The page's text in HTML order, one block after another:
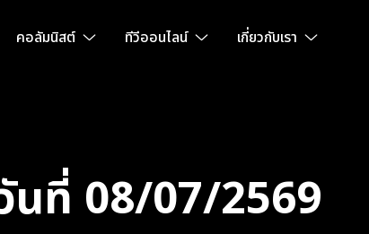
คอลัมนิสต์ ทีวีออนไลน์ เกี่ยวกับเรา
นที่ 08/07/2569